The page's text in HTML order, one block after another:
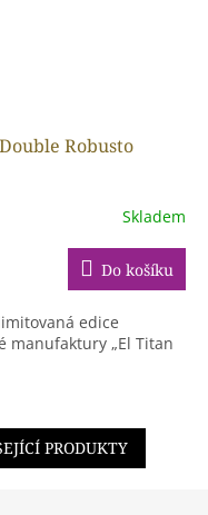
Robusto
Skladem
Do košíku
edice
manufaktury „El Titan
PRODUKTY